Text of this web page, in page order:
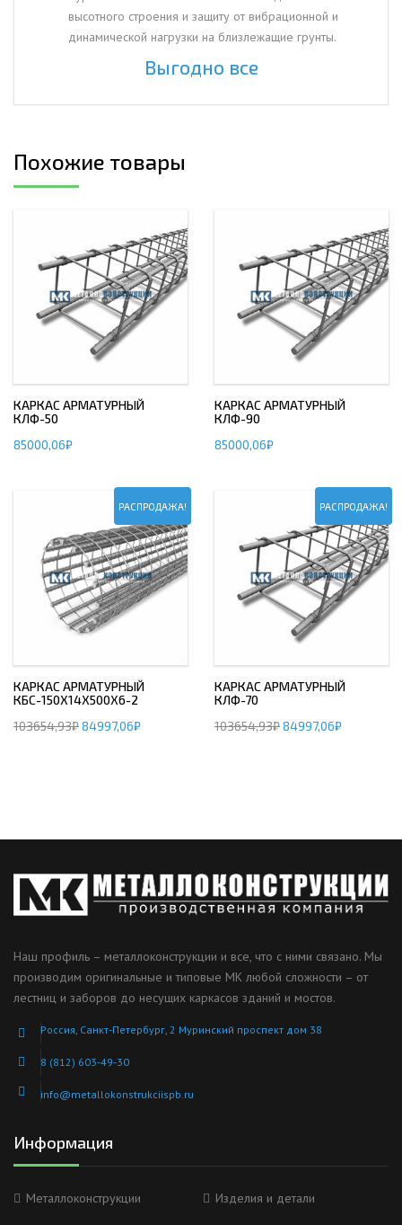
высотного строения и защиту от вибрационной и
динамической нагрузки на близлежащие грунты.
Выгодно все
Похожие товары
КАРКАС АРМАТУРНЫЙ
КЛФ-50
85000,06₽
КАРКАС АРМАТУРНЫЙ
КЛФ-90
85000,06₽
РАСПРОДАЖА!
КАРКАС АРМАТУРНЫЙ
КБС-150Х14Х500Х6-2
103654,93₽84997,06₽
РАСПРОДАЖА!
КАРКАС АРМАТУРНЫЙ
КЛФ-70
103654,93₽84997,06₽
Наш профиль – металлоконструкции и все, что с ними связано. Мы
производим оригинальные и типовые МК любой сложности – от
лестниц и заборов до несущих каркасов зданий и мостов.
Россия, Санкт-Петербург, 2 Муринский проспект дом 38
8 (812) 603-49-30
info@metallokonstrukciispb.ru
Информация
Металлоконструкции Изделия и детали